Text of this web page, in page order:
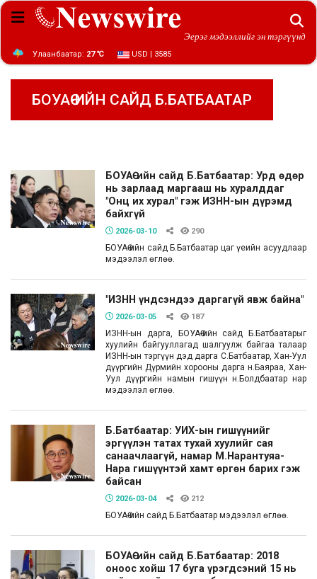
Эерэг мэдээллийг эн тэргүүнд
Улаанбаатар: 27 ℃ USD | 3585
БОУАӨ-ИЙН САЙД Б.БАТБААТАР
БОУАӨ-ийн сайд Б.Батбаатар: Урд өдөр
нь зарлаад маргааш нь хуралддаг
"Онц их хурал" гэж ИЗНН-ын дүрэмд
байхгүй
2026-03-10 290
БОУАӨ-ийн сайд Б.Батбаатар цаг үеийн асуудлаар
мэдээлэл өглөө.
"ИЗНН үндсэндээ даргагүй явж байна"
2026-03-05 187
ИЗНН-ын дарга, БОУАӨ-ийн сайд Б.Батбаатарыг
хуулийн байгууллагад шалгуулж байгаа талаар
ИЗНН-ын тэргүүн дэд дарга С.Батбаатар, Хан-Уул
дүүргийн Дүрмийн хорооны дарга н.Баяраа, Хан-
Уул дүүргийн намын гишүүн н.Болдбаатар нар
мэдээлэл өглөө.
Б.Батбаатар: УИХ-ын гишүүнийг
эргүүлэн татах тухай хуулийг сая
санаачлаагүй, намар М.Нарантуяа-
Нара гишүүнтэй хамт өргөн барих гэж
байсан
2026-03-04 212
БОУАӨ-ийн сайд Б.Батбаатар мэдээлэл өглөө.
БОУАӨ-ийн сайд Б.Батбаатар: 2018
оноос хойш 17 буга үрэгдсэний 15 нь